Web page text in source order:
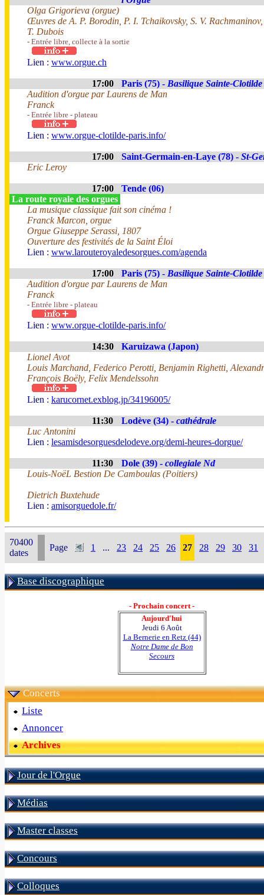
Olga Grigorieva (orgue)
Œuvres de A. P. Borodin, P. I. Tchaikovsky, S. V.
T. Dubois
- Entrée libre, collecte à la sortie
Lien : www.orgue.ch
17:00 Paris (75) - Basilique Sainte-Clotilde
Audition d'orgue par Laurens de Man
Franck
- Entrée libre - plateau
Lien : www.orgue-clotilde-paris.info/
17:00 Saint-Germain-en-Laye (78) - St-
Eric Leroy
17:00
Tende (06)
La route royale des orgues
La musique classique fait son cinéma !
Franck Marcon, orgue
Orgue Giuseppe Serassi, 1807
Ouverture des festivités de la Saint Éloi
Lien : www.larouteroyaledesorgues.com/agenda
17:00 Paris (75) - Basilique Sainte-Clotilde
Audition d'orgue par Laurens de Man
Franck
- Entrée libre - plateau
Lien : www.orgue-clotilde-paris.info/
14:30
Karuizawa (Japon)
Lionel Avot
Louis Marchand, Federico Perotti, Benjamin Righetti,
François Boëly, Felix Mendelssohn
Lien : karucornet.exblog.jp/34196005/
11:30 Lodève (34) - cathédrale
Luc Antonini
Lien : lesamisdesorguesdelodeve.org/demi-heures-dorgue/
11:30 Dole (39) - collegiale Nd
Louis-NoëL Bestion De Camboulas (Poitiers)
Dietrich Buxtehude
Lien : amisorguedole.fr/
70400
dates
Page 1 ... 23 24 25 26 27 28 29 30 31
Base discographique
- Prochain concert -
Aujourd'hui
Jeudi 6 Août
La Bernerie en Retz (44)
Notre Dame de Bon
Secours
Concerts
Liste
Annoncer
Archives
Jour de l'Orgue
Médias
Master classes
Concours
Colloques